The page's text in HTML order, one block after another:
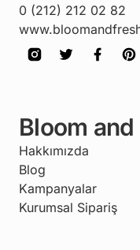
0 (212) 212 02 82
Bloom and
Hakkımızda
Blog
Kampanyalar
Kurumsal Sipariş